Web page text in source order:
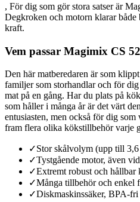
, För dig som gör stora satser är
Degkroken och motorn klarar både
kraft.
Vem passar Magimix CS
Den här matberedaren är som
familjer som storhandlar och för
mat på en gång. Har du plats på
som håller i många år är det värt
entusiasten, men också för dig
fram flera olika kökstillbehör varje
✓Stor skålvolym (upp till
✓Tystgående motor, även
✓Extremt robust och hållbar
✓Många tillbehör och enkel
✓Diskmaskinssäker, BPA-fri